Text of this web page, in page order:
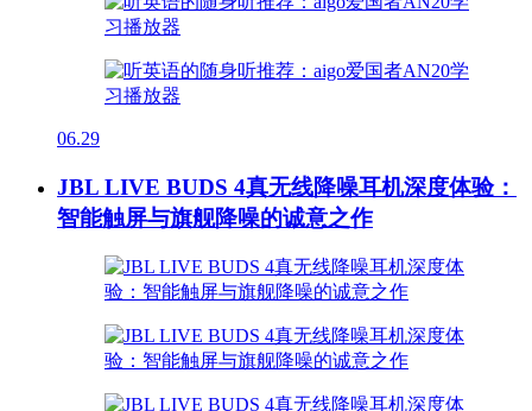
06.29
JBL LIVE BUDS 4真无线降噪耳机深度体验：
智能触屏与旗舰降噪的诚意之作